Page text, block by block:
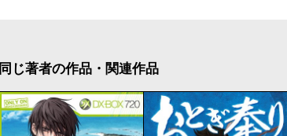
同じ著者の作品・関連作品